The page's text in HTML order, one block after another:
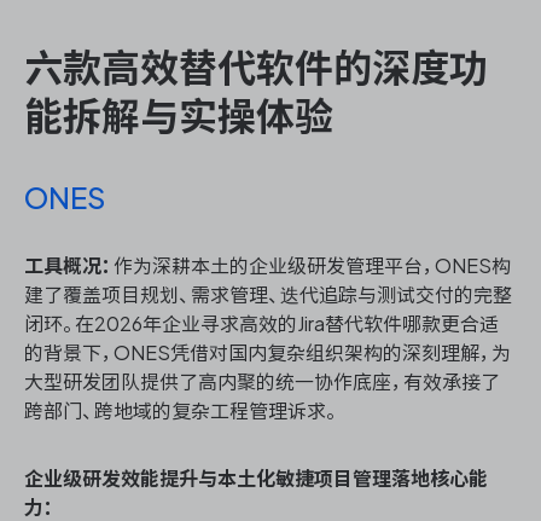
六款高效替代软件的深度功
能拆解与实操体验
ONES
工具概况： 作为深耕本土的企业级研发管理平台，ONES构
建了覆盖项目规划、需求管理、迭代追踪与测试交付的完整
闭环。在2026年企业寻求高效的Jira替代软件哪款更合适
的背景下，ONES凭借对国内复杂组织架构的深刻理解，为
大型研发团队提供了高内聚的统一协作底座，有效承接了
跨部门、跨地域的复杂工程管理诉求。
企业级研发效能提升与本土化敏捷项目管理落地核心能
力：